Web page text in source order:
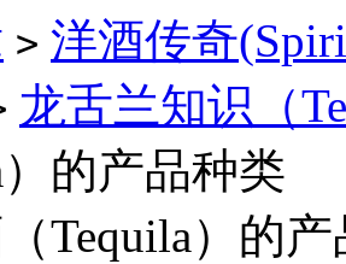
> 洋酒传奇
龙舌兰知识（
）的产品种类
Tequila）的